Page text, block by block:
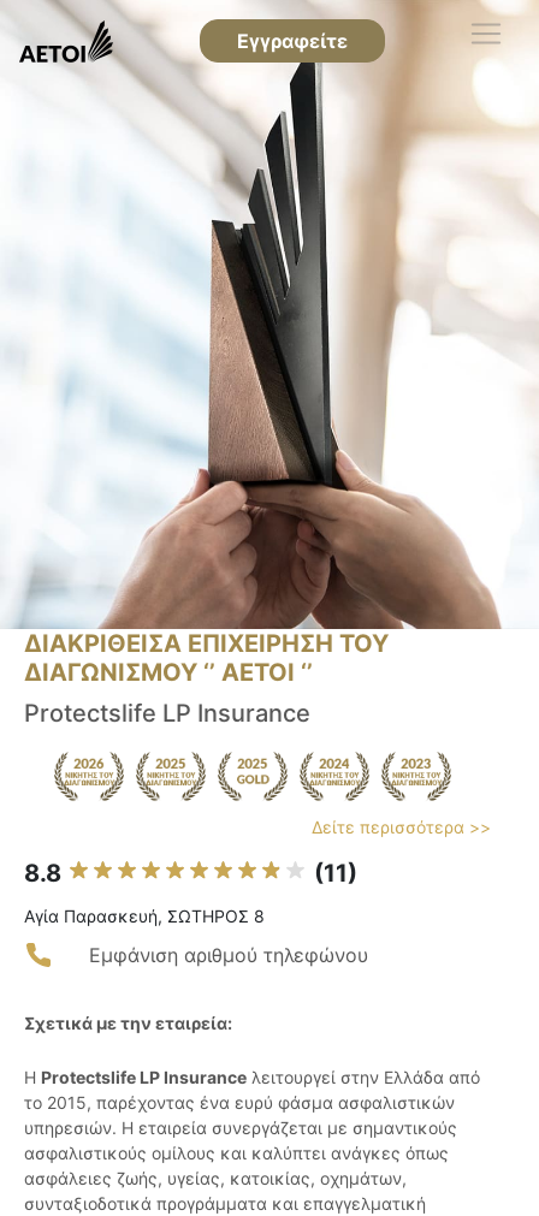
Εγγραφείτε
ΔΙΑΚΡΙΘΕΙΣΑ ΕΠΙΧΕΙΡΗΣΗ ΤΟΥ
ΔΙΑΓΩΝΙΣΜΟΥ ‘’ ΑΕΤΟΙ ‘’
Protectslife LP Insurance
Δείτε περισσότερα >>
8.8 (11)
Αγία Παρασκευή, ΣΩΤΗΡΟΣ 8
Εμφάνιση αριθμού τηλεφώνου
Σχετικά με την εταιρεία:
Η Protectslife LP Insurance λειτουργεί στην Ελλάδα από
το 2015, παρέχοντας ένα ευρύ φάσμα ασφαλιστικών
υπηρεσιών. Η εταιρεία συνεργάζεται με σημαντικούς
ασφαλιστικούς ομίλους και καλύπτει ανάγκες όπως
ασφάλειες ζωής, υγείας, κατοικίας, οχημάτων,
συνταξιοδοτικά προγράμματα και επαγγελματική